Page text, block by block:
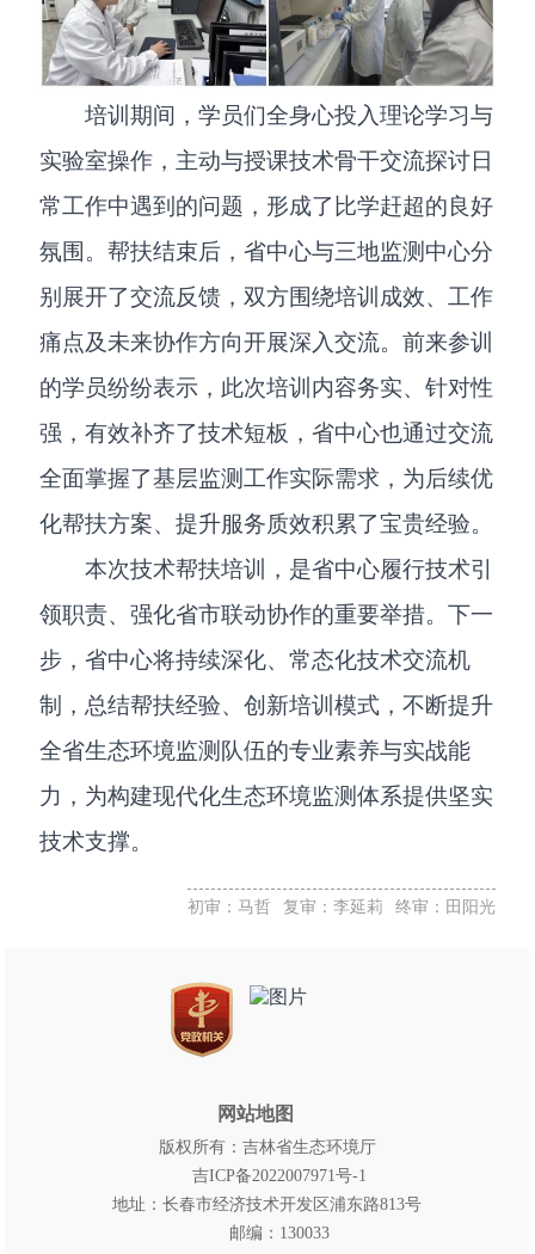
培训期间，学员们全身心投入理论学习与
实验室操作，主动与授课技术骨干交流探讨日
常工作中遇到的问题，形成了比学赶超的良好
氛围。帮扶结束后，省中心与三地监测中心分
别展开了交流反馈，双方围绕培训成效、工作
痛点及未来协作方向开展深入交流。前来参训
的学员纷纷表示，此次培训内容务实、针对性
强，有效补齐了技术短板，省中心也通过交流
全面掌握了基层监测工作实际需求，为后续优
化帮扶方案、提升服务质效积累了宝贵经验。
本次技术帮扶培训，是省中心履行技术引
领职责、强化省市联动协作的重要举措。下一
步，省中心将持续深化、常态化技术交流机
制，总结帮扶经验、创新培训模式，不断提升
全省生态环境监测队伍的专业素养与实战能
力，为构建现代化生态环境监测体系提供坚实
技术支撑。
初审：马哲 复审：李延莉 终审：田阳光
网站地图
版权所有：吉林省生态环境厅
吉ICP备2022007971号-1
地址：长春市经济技术开发区浦东路813号
邮编：130033